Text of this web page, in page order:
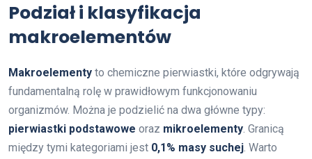
Podział i klasyfikacja
makroelementów
Makroelementy to chemiczne pierwiastki, które odgrywają
fundamentalną rolę w prawidłowym funkcjonowaniu
organizmów. Można je podzielić na dwa główne typy:
pierwiastki podstawowe oraz mikroelementy. Granicą
między tymi kategoriami jest 0,1% masy suchej. Warto